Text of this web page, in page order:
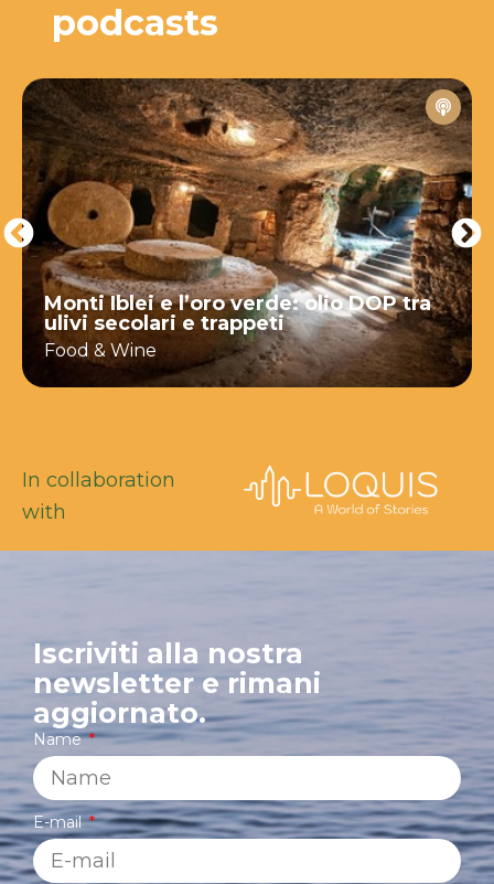
podcasts
Monti Iblei e l’oro verde: olio DOP tra
ulivi secolari e trappeti
Food & Wine
In collaboration
with
Iscriviti alla nostra
newsletter e rimani
aggiornato.
Name
E-mail